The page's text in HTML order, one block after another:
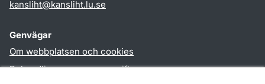
kansliht@kansliht.lu.se
Genvägar
Om webbplatsen och cookies
Behandling av personuppgifter